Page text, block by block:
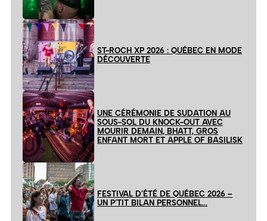
ST-ROCH XP 2026 : QUÉBEC EN MODE
DÉCOUVERTE
UNE CÉRÉMONIE DE SUDATION AU
SOUS-SOL DU KNOCK-OUT AVEC
MOURIR DEMAIN, BHATT, GROS
ENFANT MORT ET APPLE OF BASILISK
FESTIVAL D’ÉTÉ DE QUÉBEC 2026 –
UN P’TIT BILAN PERSONNEL…